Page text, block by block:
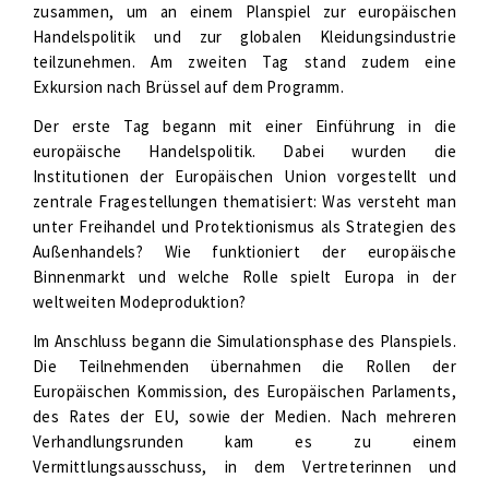
zusammen, um an einem Planspiel zur europäischen
Handelspolitik und zur globalen Kleidungsindustrie
teilzunehmen. Am zweiten Tag stand zudem eine
Exkursion nach Brüssel auf dem Programm.
Der erste Tag begann mit einer Einführung in die
europäische Handelspolitik. Dabei wurden die
Institutionen der Europäischen Union vorgestellt und
zentrale Fragestellungen thematisiert: Was versteht man
unter Freihandel und Protektionismus als Strategien des
Außenhandels? Wie funktioniert der europäische
Binnenmarkt und welche Rolle spielt Europa in der
weltweiten Modeproduktion?
Im Anschluss begann die Simulationsphase des Planspiels.
Die Teilnehmenden übernahmen die Rollen der
Europäischen Kommission, des Europäischen Parlaments,
des Rates der EU, sowie der Medien. Nach mehreren
Verhandlungsrunden kam es zu einem
Vermittlungsausschuss, in dem Vertreterinnen und